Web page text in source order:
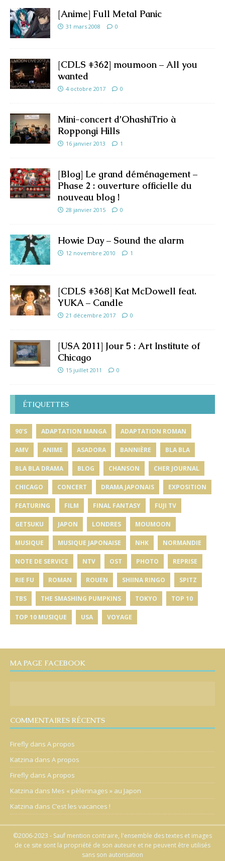
[Anime] Full Metal Panic
31 mars 2008 0
[CDLS #362] moumoon – All you
wanted
4 octobre 2017 0
Mini-concert d’OhashiTrio à
Roppongi Hills
16 janvier 2013 1
[Blog] Le grand déménagement –
Phase 2 : ouverture officielle du
nouveau blog !
28 janvier 2015 0
Howie Day – Sound the alarm
12 novembre 2010 1
[CDLS #368] Kat McDowell feat.
YUKA – Candle
21 décembre 2017 0
[USA 2011] Jour 5 : Art Institute of
Chicago
15 juillet 2011 0
ÉTIQUETTES
90'S ADAPTATION MANGA ADAPTATION ROMAN
AMV ANIME ASADORA BANNIÈRE BLA BLA
BLA BLA DRAMA BLOG CHANSON CHER JOURNAL
CHICAGO CONCERT DRAMA JAPONAIS EXPOSITION
FEATURING FILM FINAL FANTASY FUJI TV
GETSUKU JAPON LONDRES MOUMOON
MUSIQUE MUSIQUE JAPONAISE NHK NORMANDIE
NOTE DE SERVICE NTV OST PHOTO REPRISE
RIE FU ROMAN ROUEN SHIINA RINGO SPITZ
TBS THE SMASHING PUMPKINS TOKYO TOP 10
TOP 10 MUSIQUE USA VOYAGE
MA PAGE FACEBOOK
COMMENTAIRES RÉCENTS
Firefly dans A propos
Katzina dans A propos
Firefly dans A propos
Katzina dans Mes « pèlerinages » au Japon
Katzina dans C’est les vacances !
©2006-2023 - Sauf mention contraire, l'ensemble des textes et images
de ce site sont la propriété de son auteure et ne peuvent être utilisés
sans son autorisation